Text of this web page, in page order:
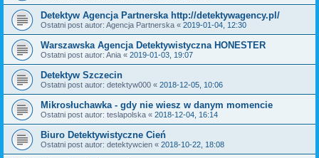
Detektyw Agencja Partnerska http://detektywagency.pl/
Ostatni post autor: Agencja Partnerska « 2019-01-04, 12:30
Warszawska Agencja Detektywistyczna HONESTER
Ostatni post autor: Ania « 2019-01-03, 19:07
Detektyw Szczecin
Ostatni post autor: detektyw000 « 2018-12-05, 10:06
Mikrosłuchawka - gdy nie wiesz w danym momencie
Ostatni post autor: teslapolska « 2018-12-04, 16:14
Biuro Detektywistyczne Cień
Ostatni post autor: detektywcien « 2018-10-22, 18:08